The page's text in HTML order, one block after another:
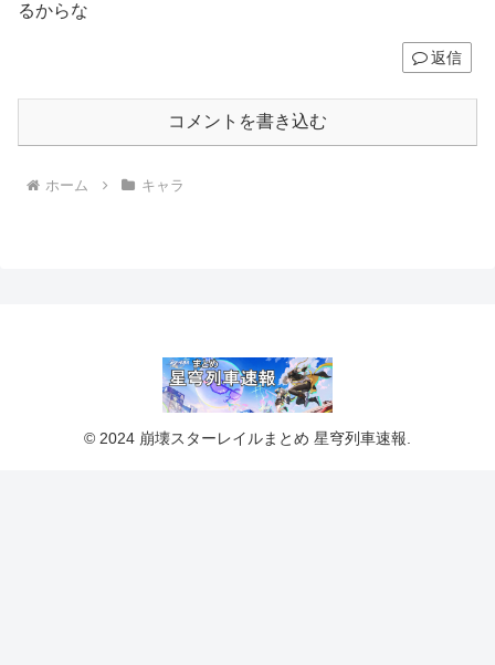
るからな
返信
コメントを書き込む
ホーム キャラ
© 2024 崩壊スターレイルまとめ 星穹列車速報.